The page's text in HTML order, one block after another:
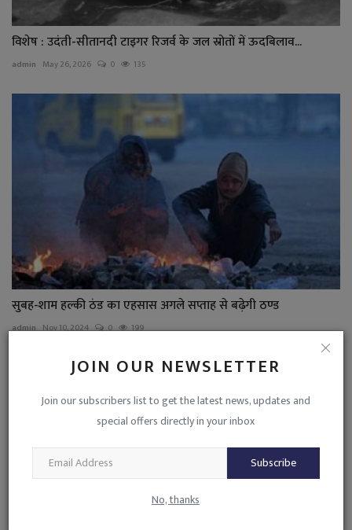
JOIN OUR NEWSLETTER
Join our subscribers list to get the latest news, updates and
special offers directly in your inbox
Subscribe
No, thanks
विशेष : उदंती-सीतानदी टाइगर रिजर्व के जल स्रोतों में ऊदबिलाव...
admin May 26, 2026 0 135
सुबह-शाम हल्की ठंड का एहसास अगले सप्ताह से बढ़ेगी ठण्ड
admin Nov 10, 2024 0 199
COMMENTS
Email